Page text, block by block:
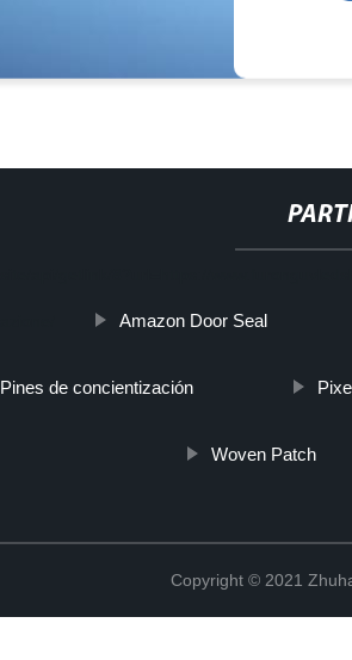
Amazon Door Seal
Pines de concientización
Woven Patch
Copyright © 2021